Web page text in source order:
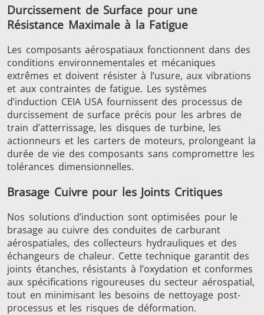
Énergie verte Fil et câble
Outils
métalliques
Semi-
conducteurs
Tube et
Durcissement de Surface pour une
Résistance Maximale à la Fatigue
Les composants aérospatiaux fonctionnent dans des
conditions environnementales et mécaniques
extrêmes et doivent résister à l’usure, aux vibrations
et aux contraintes de fatigue. Les systèmes
d’induction CEIA USA fournissent des processus de
durcissement de surface précis pour les arbres de
train d’atterrissage, les disques de turbine, les
actionneurs et les carters de moteurs, prolongeant la
durée de vie des composants sans compromettre les
tolérances dimensionnelles.
Brasage Cuivre pour les Joints Critiques
Nos solutions d’induction sont optimisées pour le
brasage au cuivre des conduites de carburant
aérospatiales, des collecteurs hydrauliques et des
échangeurs de chaleur. Cette technique garantit des
joints étanches, résistants à l’oxydation et conformes
aux spécifications rigoureuses du secteur aérospatial,
tout en minimisant les besoins de nettoyage post-
processus et les risques de déformation.